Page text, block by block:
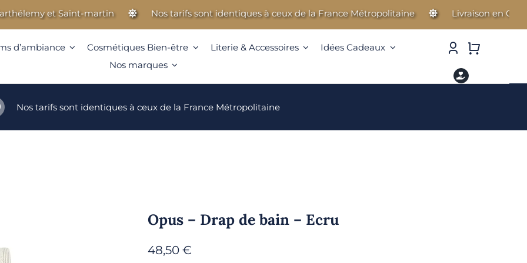
et Saint-martin Nos tarifs sont identiques à ceux de la France Métropolitaine Livraison en
d’ambiance Cosmétiques Bien-être Literie & Accessoires
Idées Cadeaux
Nos marques
Nos tarifs sont identiques à ceux de la France Métropolitaine
Opus – Drap de bain – Ecru
48,50 €